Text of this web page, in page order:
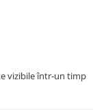
vizibile într-un timp